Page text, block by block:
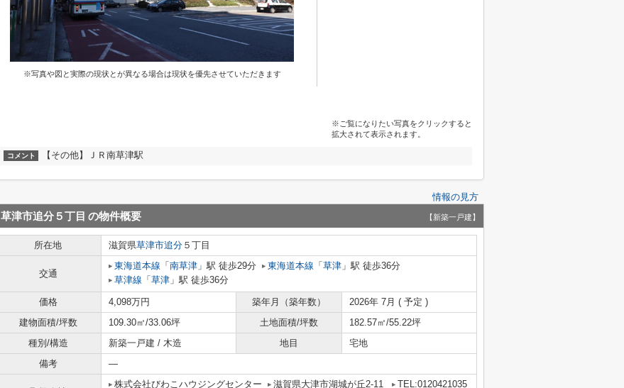
※写真や図と実際の現状とが異なる場合は現状を優先させていただきます
※ご覧になりたい写真をクリックすると
拡大されて表示されます。
コメント 【その他】ＪＲ南草津駅
情報の見方
草津市追分５丁目 の物件概要 【新築一戸建】
所在地 滋賀県草津市追分 ５丁目
交通
東海道本線 「 南草津 」駅 徒歩29分 東海道本線 「 草津 」駅 徒歩36分
草津線 「 草津 」駅 徒歩36分
価格 4,098万円 築年月（築年数）
2026年 7月 ( 予定 )
建物面積/坪数
109.30㎡/33.06坪 土地面積/坪数
182.57㎡/55.22坪
種別/構造
新築一戸建 / 木造 地目
宅地
備考
―
株式会社びわこハウジングセンター 滋賀県大津市湖城が丘2-11
TEL:0120421035